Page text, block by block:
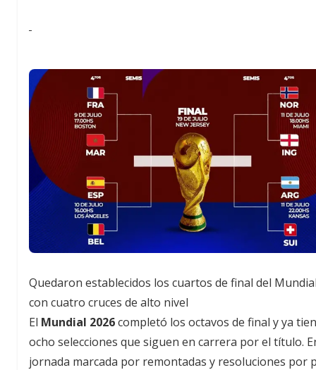
Quedaron establecidos los cuartos de final del
con cuatro cruces de alto nivel
El Mundial 2026completó los octavos de final y ya
ocho selecciones que siguen en carrera por el título.
jornada marcada por remontadas y resoluciones por